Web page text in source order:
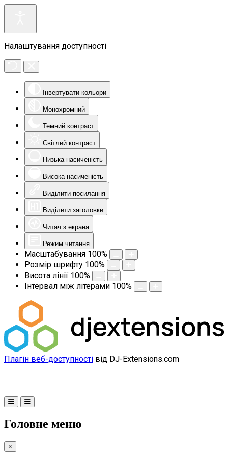
Налаштування доступності
Інвертувати кольори
Монохромний
Темний контраст
Світлий контраст
Низька насиченість
Висока насиченість
Виділити посилання
Виділити заголовки
Читач з екрана
Режим читання
Масштабування 100%
Розмір шрифту 100%
Висота лінії 100%
Інтервал між літерами 100%
Плагін веб-доступності від DJ-Extensions.com
Головне меню
×